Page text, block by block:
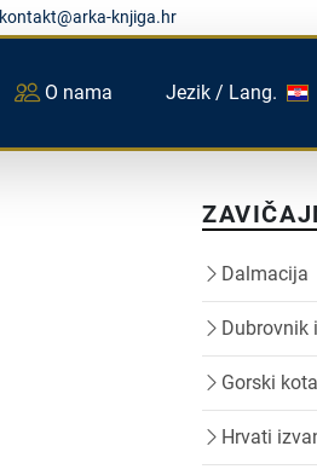
kontakt@arka-knjiga.hr
O nama Jezik / Lang.
Dalmacija
Dubrovnik
Gorski
Hrvati